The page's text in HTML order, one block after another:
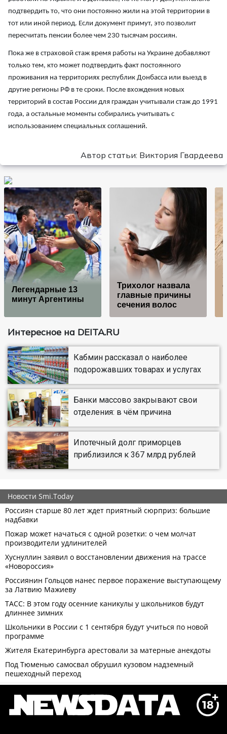
подтвердить то, что они постоянно жили на этой территории в
тот или иной период. Если документ примут, это позволит
пересчитать пенсии более чем 230 тысячам россиян.
Пока же в страховой стаж время работы на Украине добавляют
только тем, кто может подтвердить факт постоянного
проживания на территориях республик Донбасса или выезд в
другие регионы РФ в те сроки. После вхождения новых
территорий в состав России для граждан учитывали стаж до 1991
года, а остальные моменты собирались учитывать с
использованием специальных соглашений.
Автор статьи: Виктория Гвардеева
Легендарные 13
минут Аргентины
Трихолог назвала
главные причины
сечения волос
Интересное на DEITA.RU
Кабмин рассказал о наиболее
подорожавших товарах и услугах
Банки массово закрывают свои
отделения: в чём причина
Ипотечный долг приморцев
приблизился к 367 млрд рублей